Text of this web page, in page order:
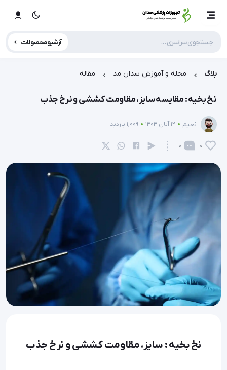
آرشیو محصولات
بلاگ مجله و آموزش سدان مد مقاله
نخ بخیه : مقایسه سایز، مقاومت کششی و نرخ جذب
نعیم 12 آبان 1404 1,009 بازدید
0
0
نخ بخیه : سایز، مقاومت کششی و نرخ جذب